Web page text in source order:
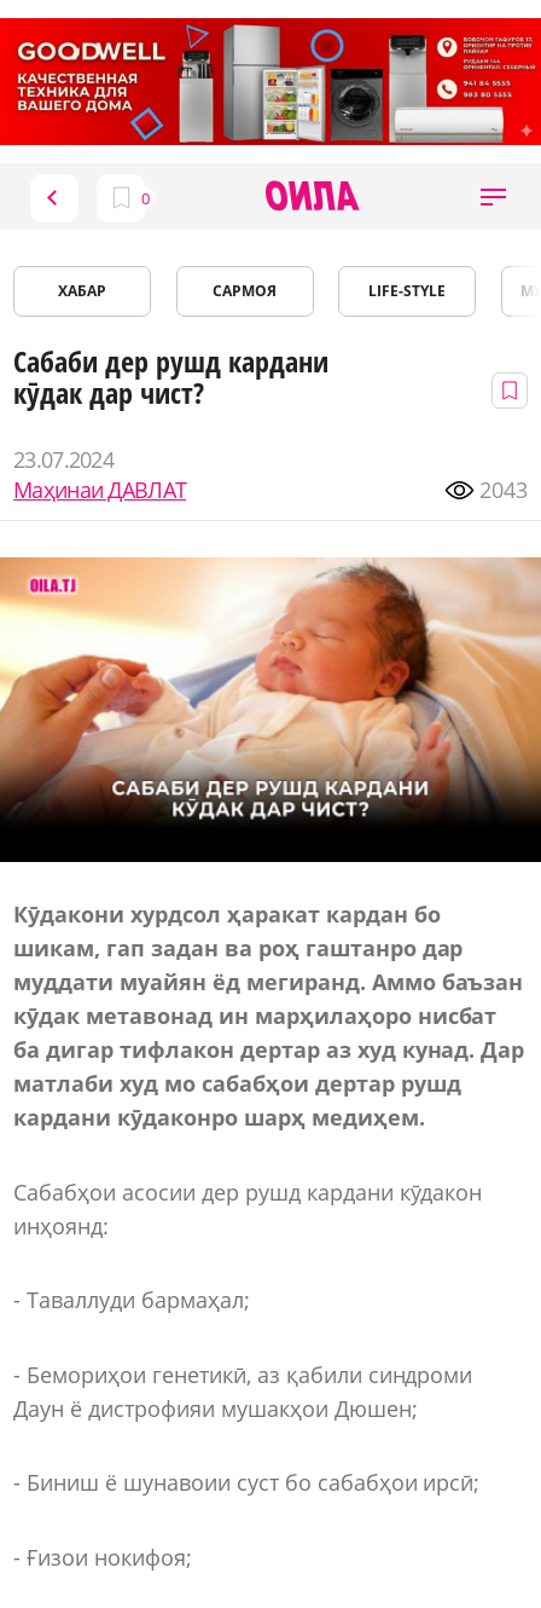
ХАБАР САРМОЯ LIFE-STYLE
Сабаби дер рушд кардани
кӯдак дар чист?
23.07.2024
Маҳинаи ДАВЛАТ
2043
Кӯдакони хурдсол ҳаракат кардан бо
шикам, гап задан ва роҳ гаштанро дар
муддати муайян ёд мегиранд. Аммо баъзан
кӯдак метавонад ин марҳилаҳоро нисбат
ба дигар тифлакон дертар аз худ кунад. Дар
матлаби худ мо сабабҳои дертар рушд
кардани кӯдаконро шарҳ медиҳем.
Сабабҳои асосии дер рушд кардани кӯдакон
инҳоянд:
- Таваллуди бармаҳал;
- Бемориҳои генетикӣ, аз қабили синдроми
Даун ё дистрофияи мушакҳои Дюшен;
- Биниш ё шунавоии суст бо сабабҳои ирсӣ;
- Ғизои нокифоя;